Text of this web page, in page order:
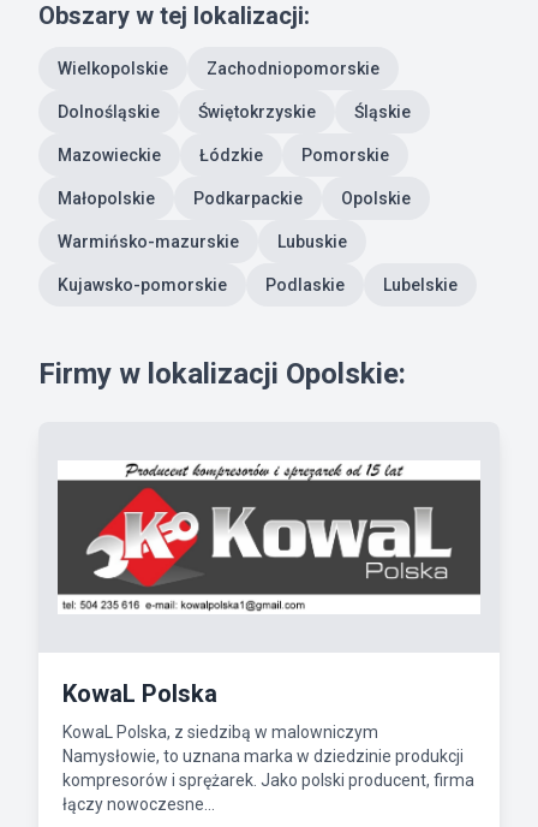
Obszary w tej lokalizacji:
Wielkopolskie Zachodniopomorskie
Dolnośląskie Świętokrzyskie Śląskie
Mazowieckie Łódzkie Pomorskie
Małopolskie Podkarpackie Opolskie
Warmińsko-mazurskie Lubuskie
Kujawsko-pomorskie Podlaskie Lubelskie
Firmy w lokalizacji Opolskie:
KowaL Polska
KowaL Polska, z siedzibą w malowniczym
Namysłowie, to uznana marka w dziedzinie produkcji
kompresorów i sprężarek. Jako polski producent, firma
łączy nowoczesne...